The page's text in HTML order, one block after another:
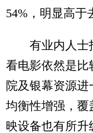
54%，明显高于
有业内人士指
看电影依然是比
院及银幕资源进
均衡性增强，覆
映设备也有所